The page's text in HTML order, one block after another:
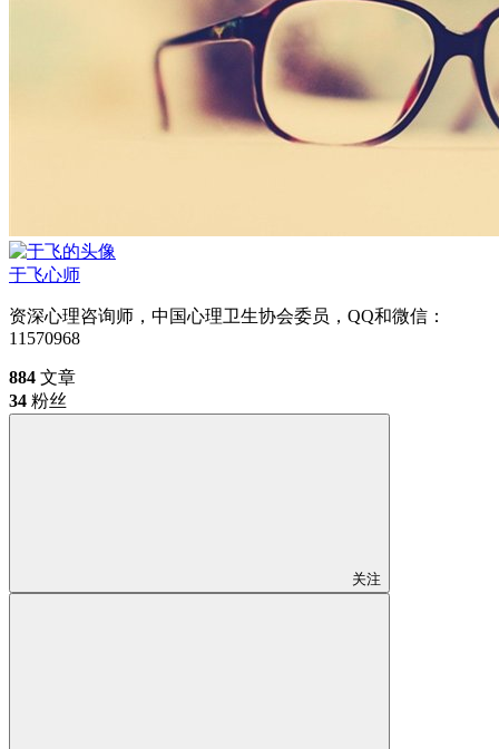
于飞心师
资深心理咨询师，中国心理卫生协会委员，QQ和微信：
11570968
884 文章
34 粉丝
关注